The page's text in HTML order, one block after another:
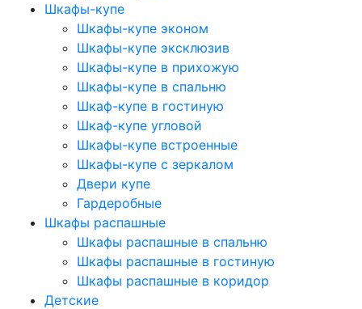
Шкафы-купе
Шкафы-купе эконом
Шкафы-купе эксклюзив
Шкафы-купе в прихожую
Шкафы-купе в спальню
Шкаф-купе в гостиную
Шкаф-купе угловой
Шкафы-купе встроенные
Шкафы-купе с зеркалом
Двери купе
Гардеробные
Шкафы распашные
Шкафы распашные в спальню
Шкафы распашные в гостиную
Шкафы распашные в коридор
Детские